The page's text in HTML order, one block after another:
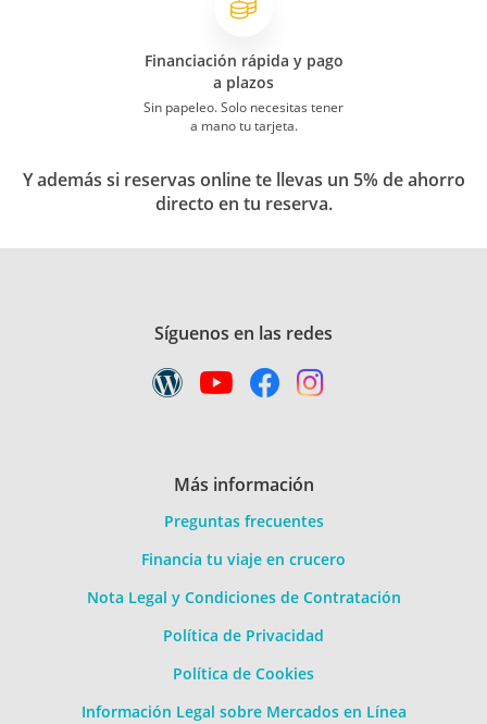
Financiación rápida y pago
a plazos
Sin papeleo. Solo necesitas tener
a mano tu tarjeta.
Y además si reservas online te llevas un 5% de ahorro
directo en tu reserva.
Síguenos en las redes
Más información
Preguntas frecuentes
Financia tu viaje en crucero
Nota Legal y Condiciones de Contratación
Política de Privacidad
Política de Cookies
Información Legal sobre Mercados en Línea